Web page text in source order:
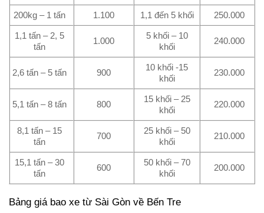
200kg – 1 tấn 1.100 1,1 đến 5 khối 250.000
1,1 tấn – 2, 5
tấn
1.000
5 khối – 10
khối
240.000
2,6 tấn – 5 tấn 900
10 khối -15
khối
230.000
5,1 tấn – 8 tấn 800
15 khối – 25
khối
220.000
8,1 tấn – 15
tấn
700
25 khối – 50
khối
210.000
15,1 tấn – 30
tấn
600
50 khối – 70
khối
200.000
Bảng giá bao xe từ Sài Gòn về Bến Tre